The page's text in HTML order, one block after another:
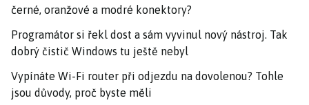
černé, oranžové a modré konektory?
Programátor si řekl dost a sám vyvinul nový nástroj. Tak
dobrý čistič Windows tu ještě nebyl
Vypínáte Wi-Fi router při odjezdu na dovolenou? Tohle
jsou důvody, proč byste měli